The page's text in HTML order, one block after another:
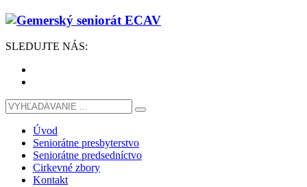
SLEDUJTE NÁS:
Úvod
Seniorátne presbyterstvo
Seniorátne predsedníctvo
Cirkevné zbory
Kontakt